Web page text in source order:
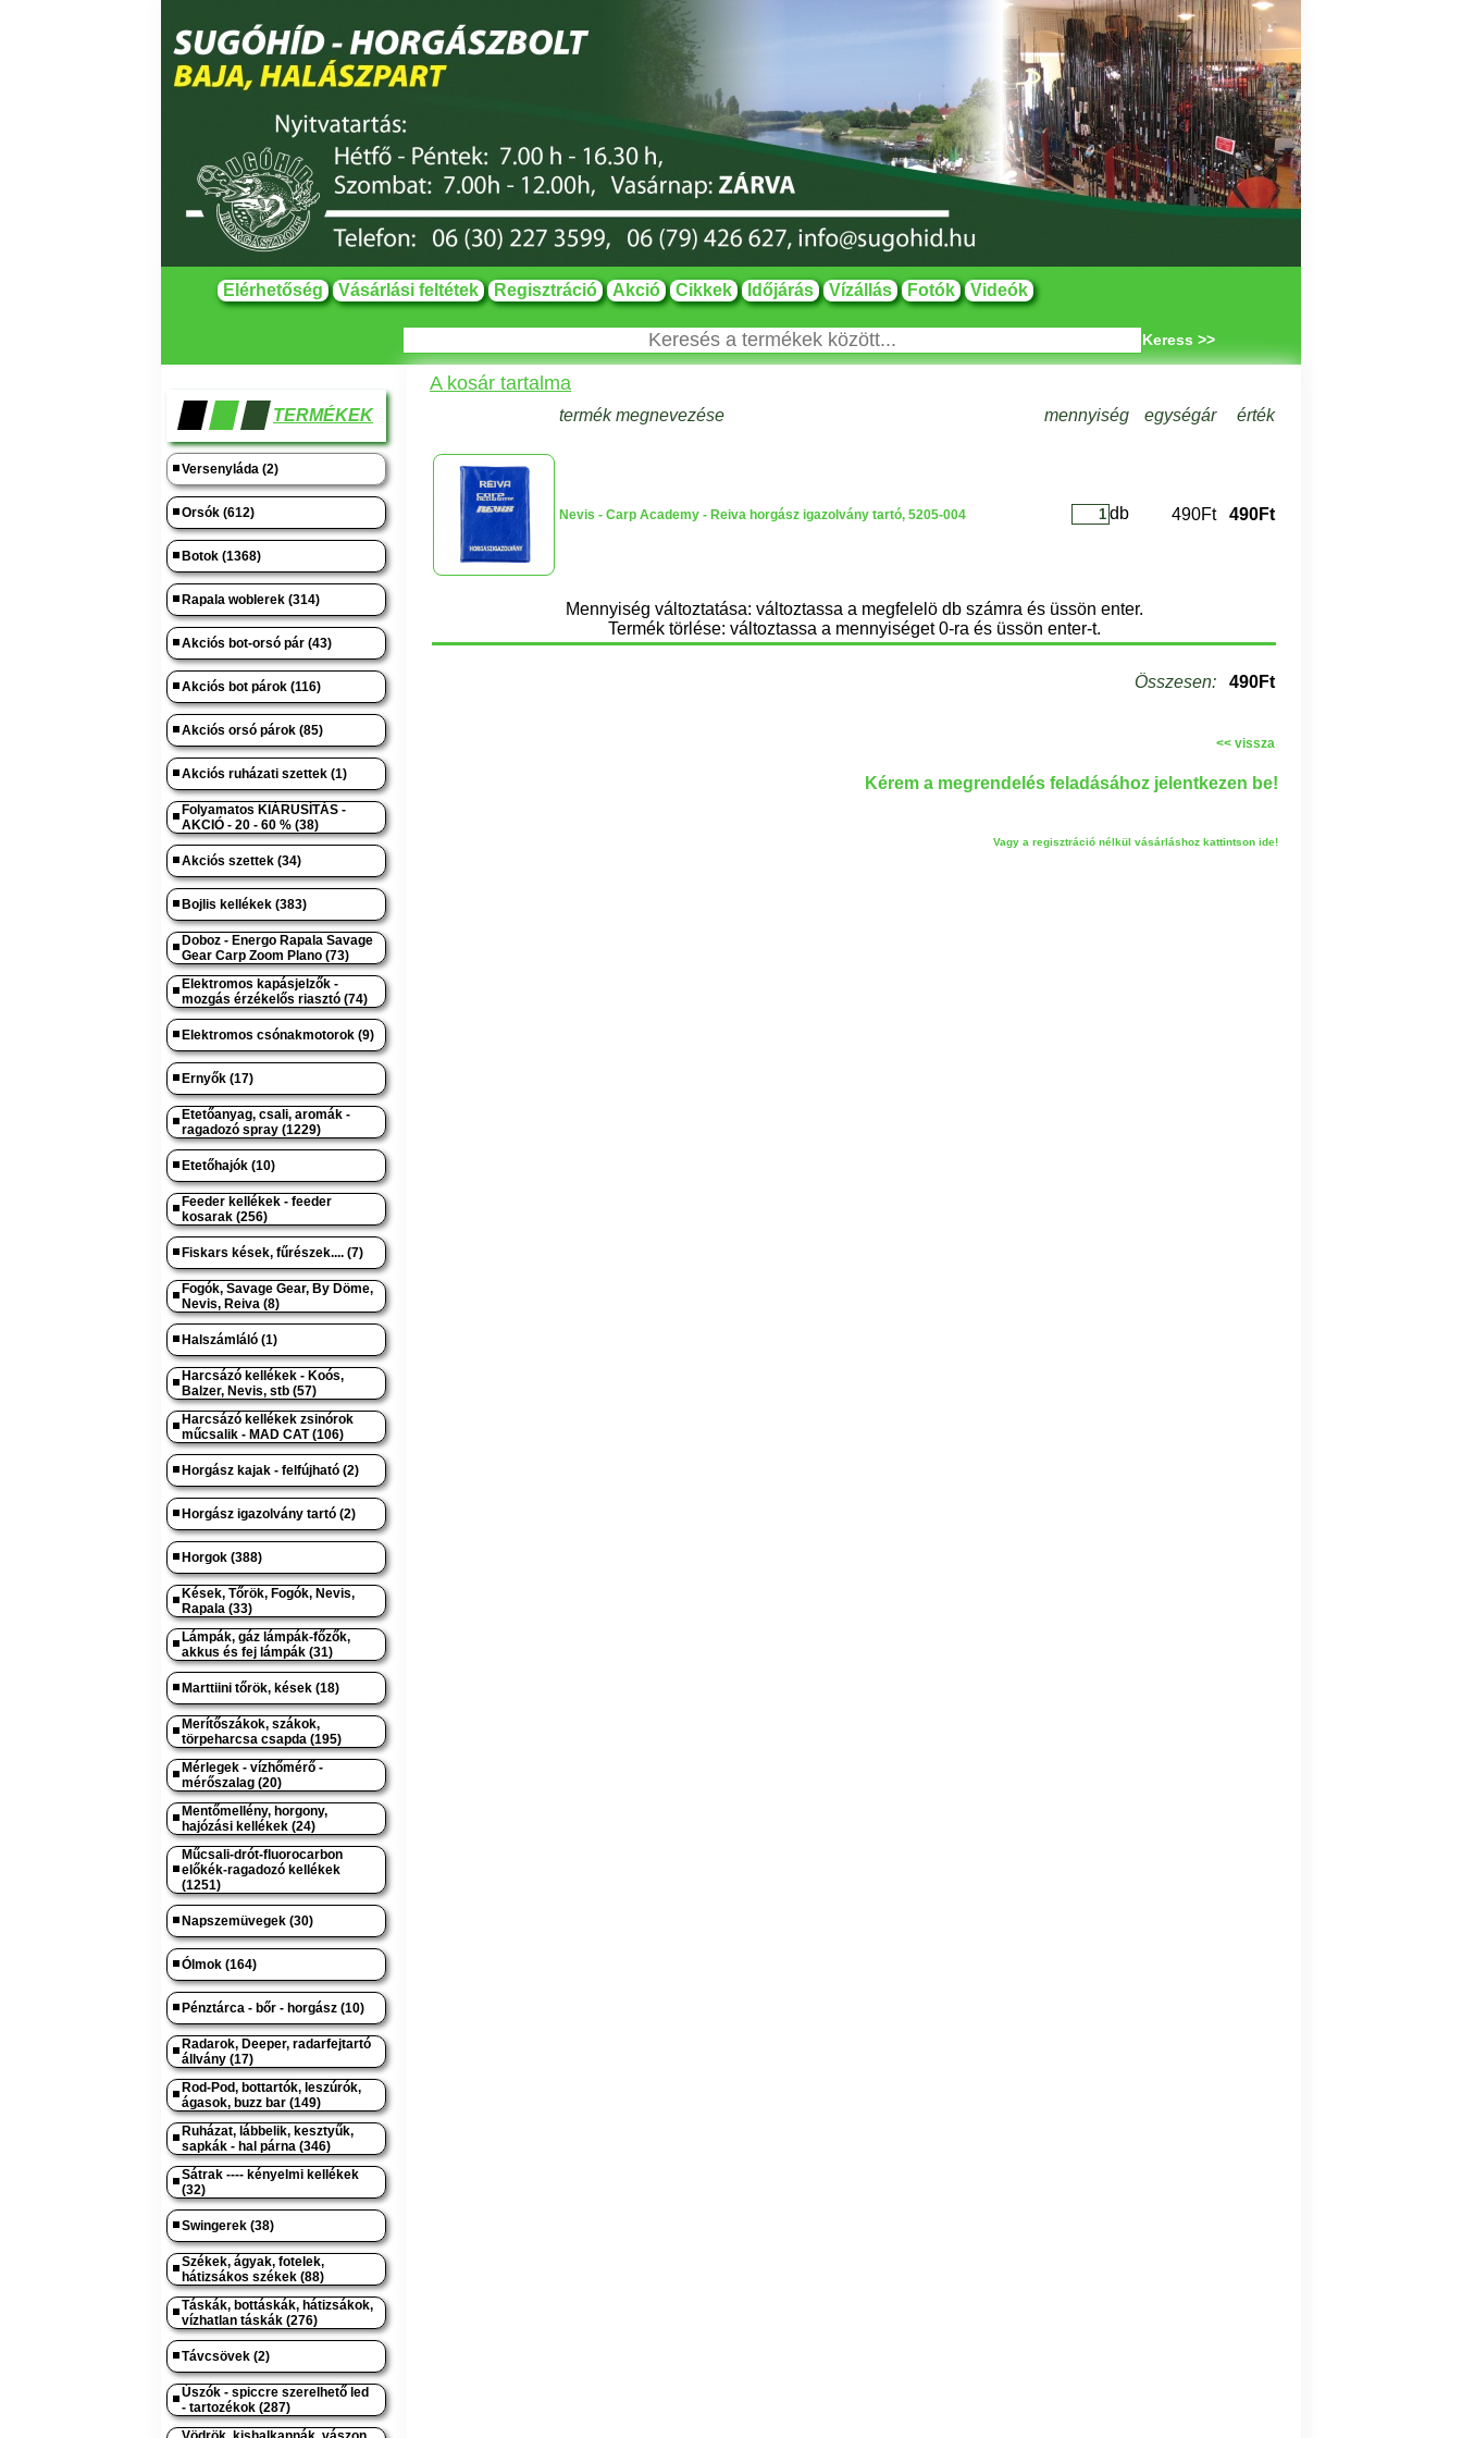
Elérhetőség Vásárlási feltétek Regisztráció Akció Cikkek Időjárás Vízállás Fotók Videók
Keress >>
TERMÉKEK
Versenyláda (2)
Orsók (612)
Botok (1368)
Rapala woblerek (314)
Akciós bot-orsó pár (43)
Akciós bot párok (116)
Akciós orsó párok (85)
Akciós ruházati szettek (1)
Folyamatos KIÁRUSÍTÁS -
AKCIÓ - 20 - 60 % (38)
Akciós szettek (34)
Bojlis kellékek (383)
Doboz - Energo Rapala Savage
Gear Carp Zoom Plano (73)
Elektromos kapásjelzők -
mozgás érzékelős riasztó (74)
Elektromos csónakmotorok (9)
Ernyők (17)
Etetőanyag, csali, aromák -
ragadozó spray (1229)
Etetőhajók (10)
Feeder kellékek - feeder
kosarak (256)
Fiskars kések, fűrészek.... (7)
Fogók, Savage Gear, By Döme,
Nevis, Reiva (8)
Halszámláló (1)
Harcsázó kellékek - Koós,
Balzer, Nevis, stb (57)
Harcsázó kellékek zsinórok
műcsalik - MAD CAT (106)
Horgász kajak - felfújható (2)
Horgász igazolvány tartó (2)
Horgok (388)
Kések, Tőrök, Fogók, Nevis,
Rapala (33)
Lámpák, gáz lámpák-főzők,
akkus és fej lámpák (31)
Marttiini tőrök, kések (18)
Merítőszákok, szákok,
törpeharcsa csapda (195)
Mérlegek - vízhőmérő -
mérőszalag (20)
Mentőmellény, horgony,
hajózási kellékek (24)
Műcsali-drót-fluorocarbon
előkék-ragadozó kellékek
(1251)
Napszemüvegek (30)
Ólmok (164)
Pénztárca - bőr - horgász (10)
Radarok, Deeper, radarfejtartó
állvány (17)
Rod-Pod, bottartók, leszúrók,
ágasok, buzz bar (149)
Ruházat, lábbelik, kesztyűk,
sapkák - hal párna (346)
Sátrak ---- kényelmi kellékek
(32)
Swingerek (38)
Székek, ágyak, fotelek,
hátizsákos székek (88)
Táskák, bottáskák, hátizsákok,
vízhatlan táskák (276)
Távcsövek (2)
Úszók - spiccre szerelhető led
- tartozékok (287)
A kosár tartalma
termék megnevezése mennyiség egységár érték
Nevis - Carp Academy - Reiva horgász igazolvány tartó, 5205-004 db 490Ft 490Ft
Mennyiség változtatása: változtassa a megfelelö db számra és üssön enter.
Termék törlése: változtassa a mennyiséget 0-ra és üssön enter-t.
Összesen: 490Ft
<< vissza
Kérem a megrendelés feladásához jelentkezen be!
Vagy a regisztráció nélkül vásárláshoz kattintson ide!